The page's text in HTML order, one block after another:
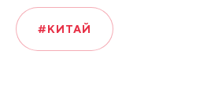
#КИТАЙ